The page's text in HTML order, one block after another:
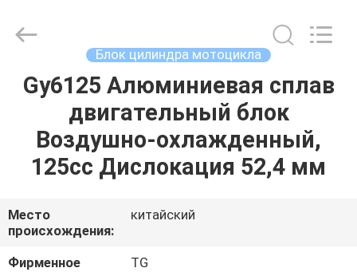
ДОМ
ПРОДУКТЫ
НАС
ПУТЕШЕСТВИЕ
Rights
Блок цилиндра мотоцикла
Gy6125 Алюминиевая сплав
двигательный блок
Воздушно-охлажденный,
125cc Дислокация 52,4 мм
Место
происхождения:
китайский
Фирменное
TG